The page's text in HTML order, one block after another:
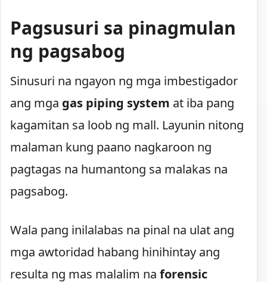
Pagsusuri sa pinagmulan
ng pagsabog
Sinusuri na ngayon ng mga imbestigador
ang mga gas piping system at iba pang
kagamitan sa loob ng mall. Layunin nitong
malaman kung paano nagkaroon ng
pagtagas na humantong sa malakas na
pagsabog.
Wala pang inilalabas na pinal na ulat ang
mga awtoridad habang hinihintay ang
resulta ng mas malalim na forensic